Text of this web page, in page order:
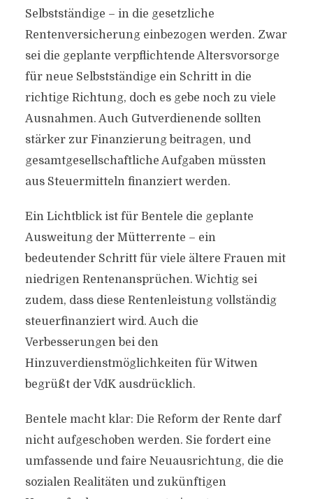
Selbstständige – in die gesetzliche
Rentenversicherung einbezogen werden. Zwar
sei die geplante verpflichtende Altersvorsorge
für neue Selbstständige ein Schritt in die
richtige Richtung, doch es gebe noch zu viele
Ausnahmen. Auch Gutverdienende sollten
stärker zur Finanzierung beitragen, und
gesamtgesellschaftliche Aufgaben müssten
aus Steuermitteln finanziert werden.
Ein Lichtblick ist für Bentele die geplante
Ausweitung der Mütterrente – ein
bedeutender Schritt für viele ältere Frauen mit
niedrigen Rentenansprüchen. Wichtig sei
zudem, dass diese Rentenleistung vollständig
steuerfinanziert wird. Auch die
Verbesserungen bei den
Hinzuverdienstmöglichkeiten für Witwen
begrüßt der VdK ausdrücklich.
Bentele macht klar: Die Reform der Rente darf
nicht aufgeschoben werden. Sie fordert eine
umfassende und faire Neuausrichtung, die die
sozialen Realitäten und zukünftigen